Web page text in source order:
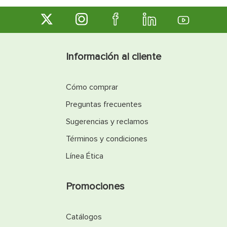
Información al cliente
Cómo comprar
Preguntas frecuentes
Sugerencias y reclamos
Términos y condiciones
Línea Ética
Promociones
Catálogos